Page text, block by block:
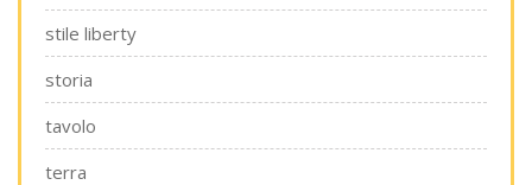
stile liberty
storia
tavolo
terra